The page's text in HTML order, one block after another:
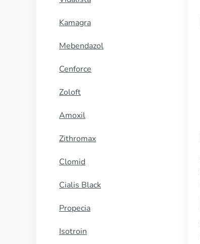
Kamagra
Mebendazol
Cenforce
Zoloft
Amoxil
Zithromax
Clomid
Cialis Black
Propecia
Isotroin